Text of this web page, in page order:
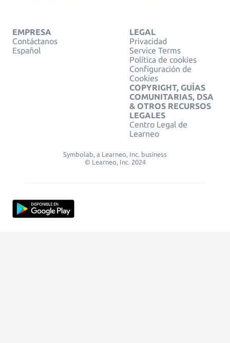
EMPRESA
Contáctanos
Español
LEGAL
Privacidad
Service Terms
Política de cookies
Configuración de
Cookies
COPYRIGHT, GUÍAS
COMUNITARIAS, DSA
& OTROS RECURSOS
LEGALES
Centro Legal de
Learneo
Symbolab, a Learneo, Inc. business
© Learneo, Inc. 2024